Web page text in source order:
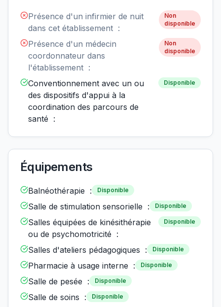
Présence d'un infirmier de nuit
dans cet établissement :
Non
disponible
Présence d'un médecin
coordonnateur dans
l'établissement :
Non
disponible
Conventionnement avec un ou
des dispositifs d'appui à la
coordination des parcours de
santé :
Disponible
Équipements
Balnéothérapie : Disponible
Salle de stimulation sensorielle : Disponible
Salles équipées de kinésithérapie
ou de psychomotricité :
Disponible
Salles d'ateliers pédagogiques : Disponible
Pharmacie à usage interne : Disponible
Salle de pesée : Disponible
Salle de soins : Disponible